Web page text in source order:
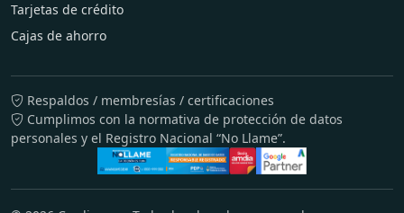
Tarjetas de crédito
Cajas de ahorro
Respaldos / membresías / certificaciones
Cumplimos con la normativa de protección de datos
personales y el Registro Nacional “No Llame”.